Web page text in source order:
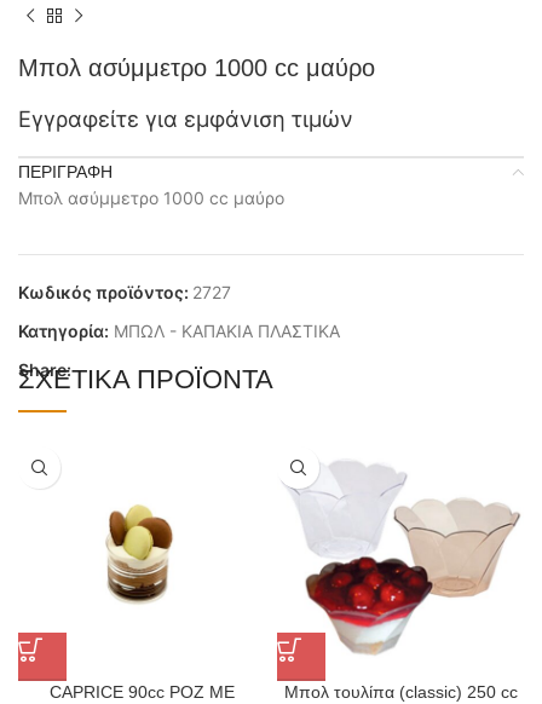
Mπολ ασύμμετρο 1000 cc μαύρο
Εγγραφείτε για εμφάνιση τιμών
ΠΕΡΙΓΡΑΦΉ
Mπολ ασύμμετρο 1000 cc μαύρο
Κωδικός προϊόντος: 2727
Κατηγορία: ΜΠΩΛ - ΚΑΠΑΚΙΑ ΠΛΑΣΤΙΚΑ
Share:
ΣΧΕΤΙΚΆ ΠΡΟΪΌΝΤΑ
CAPRICE 90cc ΡΟΖ ΜΕ
Μπολ τουλίπα (classic) 250 cc